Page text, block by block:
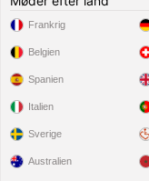
Frankrig
Belgien
Spanien
Italien
Sverige
Australien